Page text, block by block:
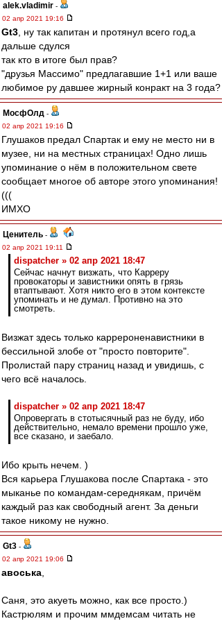
alek.vladimir -
02 апр 2021 19:16
Gt3 , ну так капитан и протянул всего год,а
дальше сдулся
так кто в итоге был прав?
"друзья Массимо" предлагавшие 1+1 или ваше
любимое ру давшее жирный конракт на 3 года?
МосфОлд -
02 апр 2021 19:16
Глушаков предал Спартак и ему не место ни в
музее, ни на местных страницах! Одно лишь
упоминание о нём в положительном свете
сообщает многое об авторе этого упоминания!
(((
ИМХО
Ценитель -
02 апр 2021 19:11
dispatcher » 02 апр 2021 18:47
Сейчас начнут визжать, что Карреру
провокаторы и завистники опять в грязь
втаптывают. Хотя никто его в этом контексте
упоминать и не думал. Противно на это
смотреть.
Визжат здесь только каррероненавистники в
бессильной злобе от "просто повторите".
Пролистай пару страниц назад и увидишь, с
чего всё началось.
dispatcher » 02 апр 2021 18:47
Опровергать в стотысячный раз не буду, ибо
действительно, немало времени прошло уже,
все сказано, и заебало.
Ибо крыть нечем. )
Вся карьера Глушакова после Спартака - это
мыканье по командам-середнякам, причём
каждый раз как свободный агент. За деньги
такое никому не нужно.
Gt3 -
02 апр 2021 19:06
авоська
Саня, это акуеть можно, как все просто.)
Кастрюлям и прочим ммдемсам читать не